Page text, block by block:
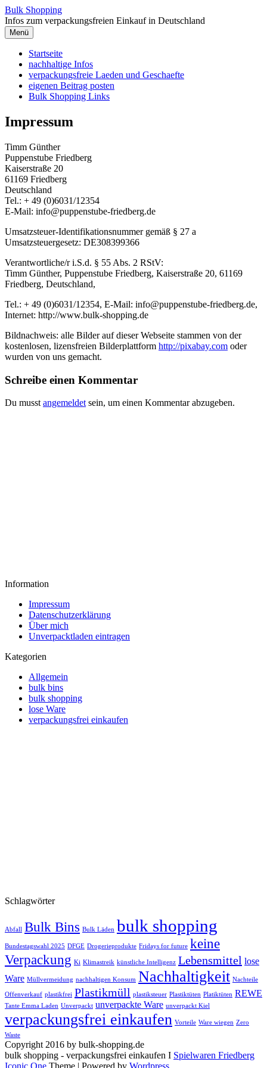
Zum
Inhalt
springen
Bulk Shopping
Infos zum verpackungsfreien Einkauf in Deutschland
Menü
Startseite
nachhaltige Infos
verpackungsfreie Laeden und Geschaefte
eigenen Beitrag posten
Bulk Shopping Links
Impressum
Timm Günther
Puppenstube Friedberg
Kaiserstraße 20
61169 Friedberg
Deutschland
Tel.: + 49 (0)6031/12354
E-Mail: info@puppenstube-friedberg.de
Umsatzsteuer-Identifikationsnummer gemäß § 27 a
Umsatzsteuergesetz: DE308399366
Verantwortliche/r i.S.d. § 55 Abs. 2 RStV:
Timm Günther, Puppenstube Friedberg, Kaiserstraße 20, 61169
Friedberg, Deutschland,
Tel.: + 49 (0)6031/12354, E-Mail: info@puppenstube-friedberg.de,
Internet: http://www.bulk-shopping.de
Bildnachweis: alle Bilder auf dieser Webseite stammen von der
kostenlosen, lizensfreien Bilderplattform http://pixabay.com oder
wurden von uns gemacht.
Schreibe einen Kommentar
Du musst angemeldet sein, um einen Kommentar abzugeben.
Information
Impressum
Datenschutzerklärung
Über mich
Unverpacktladen eintragen
Kategorien
Allgemein
bulk bins
bulk shopping
lose Ware
verpackungsfrei einkaufen
Schlagwörter
Abfall Bulk Bins Bulk Läden bulk shopping
Bundestagswahl 2025 DFGE Drogerieprodukte Fridays for future keine
Verpackung Ki Klimastreik künstliche Intelligenz Lebensmittel lose
Ware Müllvermeidung nachhaltigen Konsum Nachhaltigkeit Nachteile
Offenverkauf plastikfrei Plastikmüll plastiksteuer Plastiktüten Platiktüten REWE
Tante Emma Laden Unverpackt unverpackte Ware unverpackt Kiel
verpackungsfrei einkaufen Vorteile Ware wiegen Zero
Waste
Copyright 2016 by bulk-shopping.de
bulk shopping - verpackungsfrei einkaufen I Spielwaren Friedberg